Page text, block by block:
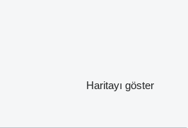
Haritayı göster